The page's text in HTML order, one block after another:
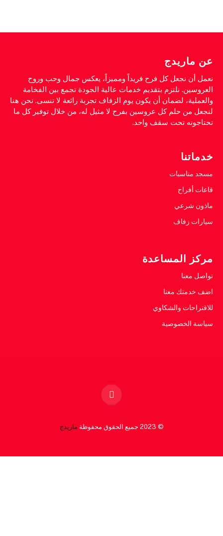
عن ماريدج
نعمل أن نجعل كل فرح فريداً ومميزاً، يعكس جمال وحب وروح
العروسين. نلتزم بتقديم خدمات عالية الجودة تجمع بين الفخامة
والعملية، لضمان أن يكون يوم الزفاف تجربة رائعة لا تنسى. نحن هنا
لنجعل من حلم كل عروسين بفرح لا مثيل له، من خلال توفير كل ما
تحتاجونه تحت سقف واحد.
خدماتنا
مسجد مناسبات
قاعات أفراح
ماذون شرعي
سيارات زفاف
مركز المساعدة
تواصل معنا
اضف خدمتك معنا
للاقتراحات والشكاوي
سياسة الخصوصية
Facebook
© 2023 جميع الحقوق محفوظة ماريدج